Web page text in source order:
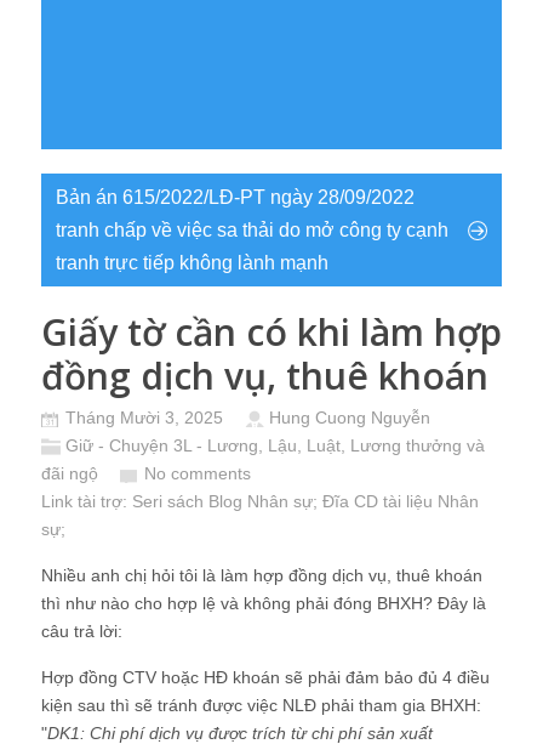
Bản án 615/2022/LĐ-PT ngày 28/09/2022
tranh chấp về việc sa thải do mở công ty cạnh
tranh trực tiếp không lành mạnh
Giấy tờ cần có khi làm hợp
đồng dịch vụ, thuê khoán
Tháng Mười 3, 2025
Hung Cuong Nguyễn
Giữ - Chuyện 3L - Lương, Lậu, Luật Lương thưởng và
đãi ngộ
No comments
Link tài trợ: Seri sách Blog Nhân sự; Đĩa CD tài liệu Nhân
sự;
Nhiều anh chị hỏi tôi là làm hợp đồng dịch vụ, thuê khoán
thì như nào cho hợp lệ và không phải đóng BHXH? Đây là
câu trả lời:
Hợp đồng CTV hoặc HĐ khoán sẽ phải đảm bảo đủ 4 điều
kiện sau thì sẽ tránh được việc NLĐ phải tham gia BHXH:
"DK1: Chi phí dịch vụ được trích từ chi phí sản xuất